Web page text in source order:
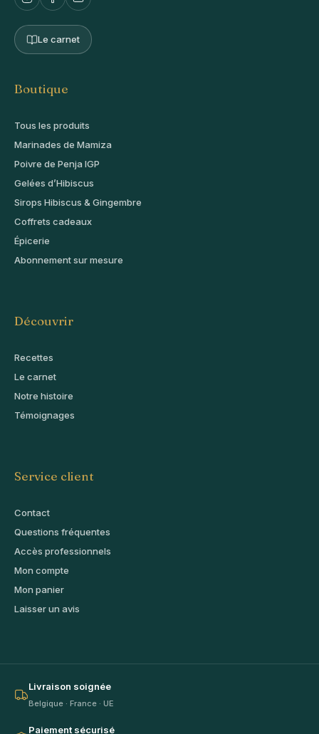
Le carnet
Boutique
Tous les produits
Marinades de Mamiza
Poivre de Penja IGP
Gelées d’Hibiscus
Sirops Hibiscus & Gingembre
Coffrets cadeaux
Épicerie
Abonnement sur mesure
Découvrir
Recettes
Le carnet
Notre histoire
Témoignages
Service client
Contact
Questions fréquentes
Accès professionnels
Mon compte
Mon panier
Laisser un avis
Livraison soignée
Belgique · France · UE
Paiement sécurisé